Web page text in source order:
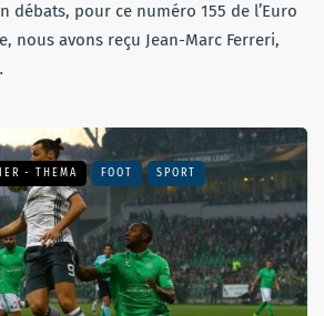
débats, pour ce numéro 155 de l’Euro
nous avons reçu Jean-Marc Ferreri,
- THEMA FOOT SPORT